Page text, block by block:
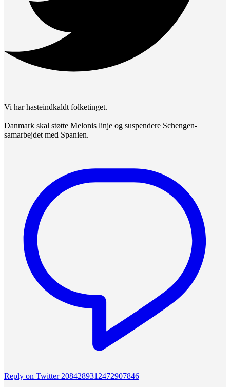
Vi har hasteindkaldt folketinget.
Danmark skal støtte Melonis linje og suspendere Schengen-
samarbejdet med Spanien.
Reply on Twitter 2084289312472907846